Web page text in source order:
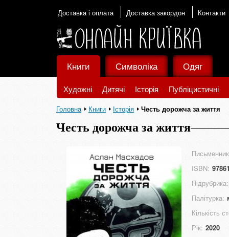
Доставка і оплата Доставка закордон Контакти
Книги
Художні Дитячі Історія Публіцистичні
Символіка Одяг
Головна Книги Історія Честь дорожча за життя
Честь дорожча за життя
ISBN:
Підрубрика:
Палітурка:
Кількість
Рік: 2020